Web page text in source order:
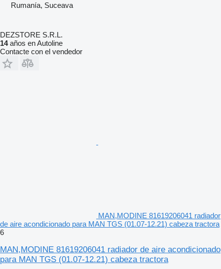
Rumanía, Suceava
DEZSTORE S.R.L.
14años en Autoline
Contacte con el vendedor
MAN,MODINE 81619206041 radiador
de aire acondicionado para MAN TGS (01.07-12.21) cabeza tractora
6
MAN,MODINE 81619206041 radiador de aire acondicionado
para MAN TGS (01.07-12.21) cabeza tractora